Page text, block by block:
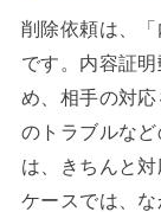
削除依頼は、
です。内容証
め、相手の対
のトラブルな
は、きちんと
ケースでは、